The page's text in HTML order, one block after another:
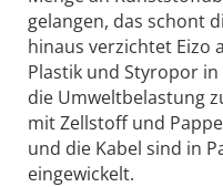
gelangen, das schont
hinaus verzichtet Eizo
Plastik und Styropor
die Umweltbelastung
mit Zellstoff und
und die Kabel sind in
eingewickelt.